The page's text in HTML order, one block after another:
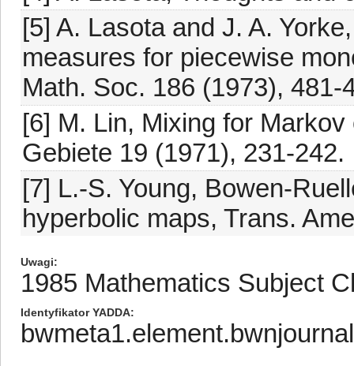
[5] A. Lasota and J. A.
measures for piecewise
Math. Soc. 186 (1973), 481-
[6] M. Lin, Mixing for
Gebiete 19 (1971), 231-242.
[7] L.-S. Young, Bowen-
hyperbolic maps, Trans.
Uwagi
1985 Mathematics Subject
Identyfikator YADDA